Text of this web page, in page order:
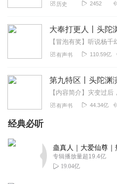
历史 2452
有声书 110.59亿
有声书 44.34亿
经典必听
专辑播放量超19.4亿
19.04亿